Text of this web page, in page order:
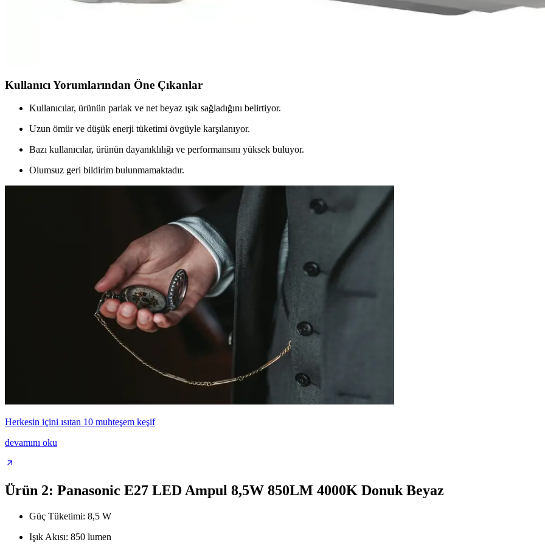
Xenon Smart RGB LED Ampul, enerji tasarrufu sağlayan, renk ve parlaklık ayarlarıyla kişiselleştirilebilen, sesli ve uygulama kontrollü akıllı
Kullanıcı Yorumlarından Öne Çıkanlar
Kullanıcılar, ürünün parlak ve net beyaz ışık sağladığını belirtiyor.
Uzun ömür ve düşük enerji tüketimi övgüyle karşılanıyor.
Bazı kullanıcılar, ürünün dayanıklılığı ve performansını yüksek buluyor.
Olumsuz geri bildirim bulunmamaktadır.
Herkesin içini ısıtan 10 muhteşem keşif
devamını oku
Ürün 2: Panasonic E27 LED Ampul 8,5W 850LM 4000K Donuk Beyaz
Güç Tüketimi: 8,5 W
Işık Akısı: 850 lumen